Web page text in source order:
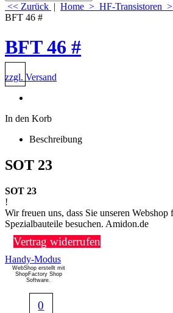
<< Zurück | Home > HF-Transistoren >
BFT 46 #
BFT 46 #
zzgl. Versand
In den Korb
Beschreibung
SOT 23
SOT 23
!
Wir freuen uns, dass Sie unseren
Spezialbauteile besuchen. Amidon.de
Vertrag widerrufen
Handy-Modus
WebShop erstellt mit
ShopFactory Shop
Software.
0